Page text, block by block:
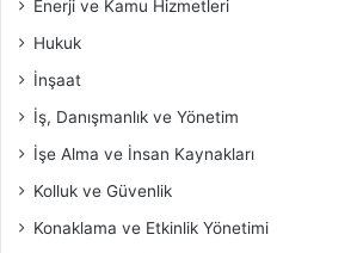
Enerji ve Kamu Hizmetleri
Hukuk
İnşaat
İş, Danışmanlık ve Yönetim
İşe Alma ve İnsan Kaynakları
Kolluk ve Güvenlik
Konaklama ve Etkinlik Yönetimi